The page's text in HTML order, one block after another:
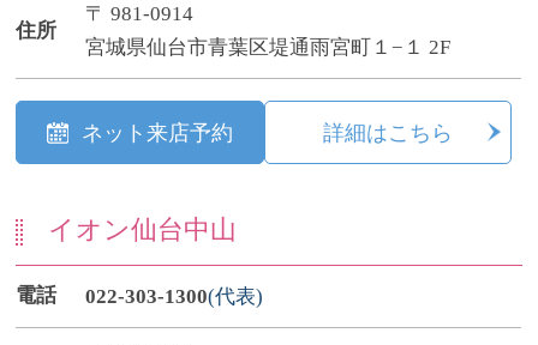
住所
〒 981-0914
宮城県仙台市青葉区堤通雨宮町１−１ 2F
ネット来店予約 詳細はこちら
イオン仙台中山
電話 022-303-1300(代表)